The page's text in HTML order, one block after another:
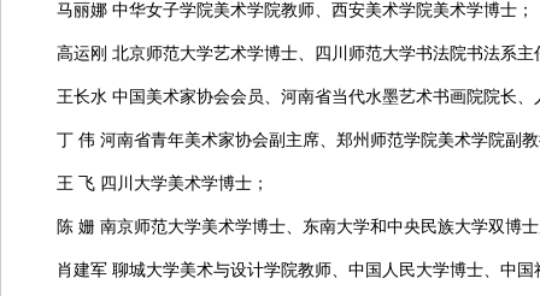
马丽娜 中华女子学院美术学院教师、西安美术学院美术学博士；
高运刚 北京师范大学艺术学博士、四川师范大学书法院书法系主
王长水 中国美术家协会会员、河南省当代水墨艺术书画院院长
丁 伟 河南省青年美术家协会副主席、郑州师范学院美术学院副
王 飞 四川大学美术学博士；
陈 姗 南京师范大学美术学博士、东南大学和中央民族大学双博
肖建军 聊城大学美术与设计学院教师、中国人民大学博士、中国